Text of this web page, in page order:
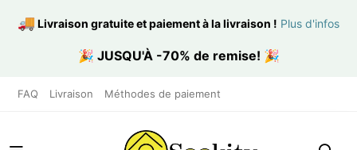
🚚 Livraison gratuite et paiement à la livraison ! Plus d'infos
🎉 JUSQU'À -70% de remise! 🎉
FAQ Livraison Méthodes de paiement